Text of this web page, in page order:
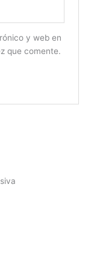
y web en
que comente.